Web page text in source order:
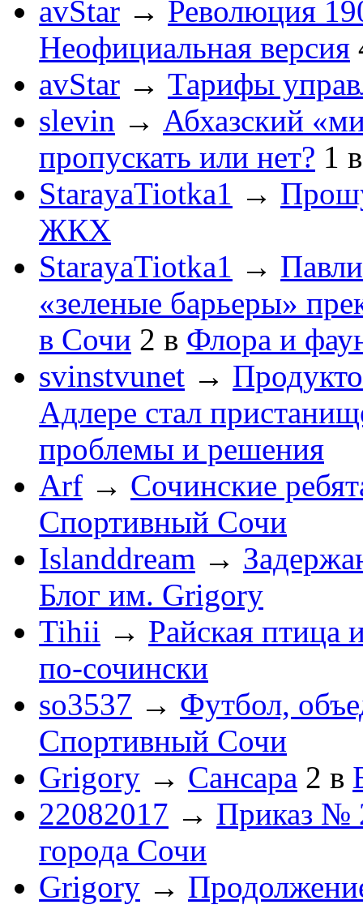
avStar → Революция
Неофициальная версия
avStar → Тарифы
slevin → Абхазский
пропускать или нет? 1
StarayaTiotka1 →
ЖКХ
StarayaTiotka1 →
«зеленые барьеры»
в Сочи 2 в Флора и
svinstvunet →
Адлере стал
проблемы и решения
Arf → Сочинские
Спортивный Сочи
Islanddream →
Блог им. Grigory
Tihii → Райская птица
по-cочински
so3537 → Футбол,
Спортивный Сочи
Grigory → Сансара 2 в
22082017 → Приказ №
города Сочи
Grigory →